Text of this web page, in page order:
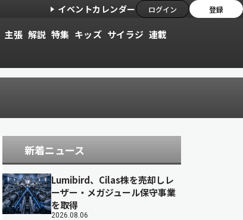
イベントカレンダー ログイン 登録
主張 解説 特集 キッズ サイラジ 連載
新着ニュース
Lumibird、Cilas株を売却しレ
ーザー・メガジュール保守事業
を取得
2026.08.06